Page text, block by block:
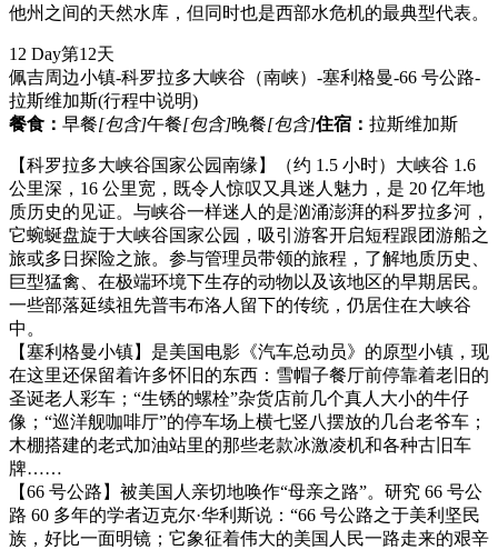
他州之间的天然水库，但同时也是西部水危机的最典型代表。
12 Day第12天
佩吉周边小镇-科罗拉多大峡谷（南峡）-塞利格曼-66 号公路-
拉斯维加斯(行程中说明)
餐食： 早餐[包含]午餐[包含]晚餐[包含]住宿： 拉斯维加斯
【科罗拉多大峡谷国家公园南缘】（约 1.5 小时）大峡谷 1.6
公里深，16 公里宽，既令人惊叹又具迷人魅力，是 20 亿年地
质历史的见证。与峡谷一样迷人的是汹涌澎湃的科罗拉多河，
它蜿蜒盘旋于大峡谷国家公园，吸引游客开启短程跟团游船之
旅或多日探险之旅。参与管理员带领的旅程，了解地质历史、
巨型猛禽、在极端环境下生存的动物以及该地区的早期居民。
一些部落延续祖先普韦布洛人留下的传统，仍居住在大峡谷
中。
【塞利格曼小镇】是美国电影《汽车总动员》的原型小镇，现
在这里还保留着许多怀旧的东西：雪帽子餐厅前停靠着老旧的
圣诞老人彩车；“生锈的螺栓”杂货店前几个真人大小的牛仔
像；“巡洋舰咖啡厅”的停车场上横七竖八摆放的几台老爷车；
木棚搭建的老式加油站里的那些老款冰激凌机和各种古旧车
牌……
【66 号公路】被美国人亲切地唤作“母亲之路”。研究 66 号公
路 60 多年的学者迈克尔·华利斯说：“66 号公路之于美利坚民
族，好比一面明镜；它象征着伟大的美国人民一路走来的艰辛